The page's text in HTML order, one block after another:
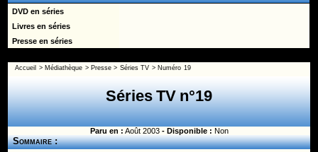
DVD en séries
Livres en séries
Presse en séries
Accueil > Médiathèque > Presse > Séries TV > Numéro 19
Séries TV n°19
Paru en : Août 2003- Disponible : Non
Sommaire :